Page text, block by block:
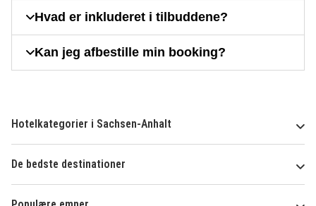
Hvad er inkluderet i tilbuddene?
Kan jeg afbestille min booking?
Hotelkategorier i Sachsen-Anhalt
De bedste destinationer